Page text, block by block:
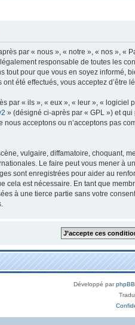
par « nous », « notre », « nos », «
responsable de toutes les
tout pour que vous en soyez informé,
été effectués, vous acceptez
par « ils », « eux », « leur », «
» (désigné ci-après par « GPL ») et
nous acceptons ou n’acceptons pas
vulgaire, diffamatoire, choquant,
Le faire peut vous mener à
sont enregistrées pour aider au
cela est nécessaire. En tant que
à une tierce partie sans votre
Développé parphpBB